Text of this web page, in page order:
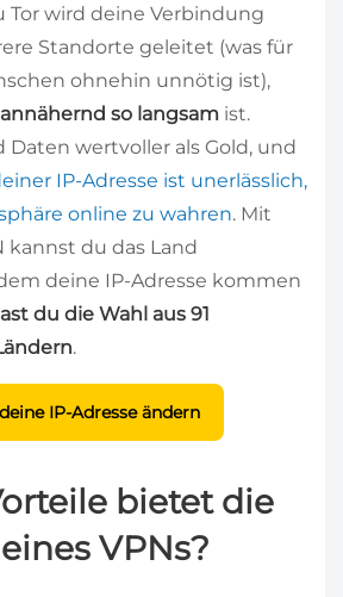
Tor wird deine Verbindung
Standorte geleitet (was für
ohnehin unnötig ist),
so langsam ist.
Daten wertvoller als Gold, und
IP-Adresse ist unerlässlich,
online zu wahren. Mit
kannst du das Land
deine IP-Adresse kommen
du die Wahl aus 91
.
IP-Adresse ändern
bietet die
VPNs?